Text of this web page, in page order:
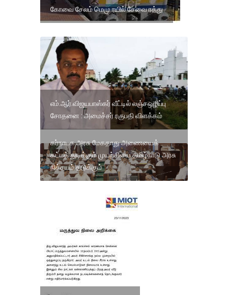
கோவை சேலம் மெமு ரயில் சேவை ரத்து
எம்.ஆர்.விஜயபாஸ்கர் வீட்டில் லஞ்சஒழிப்பு
சோதனை : அமைச்சர் ரகுபதி விளக்கம்
கர்நாடக அரசு மேகதாது அணையைக்
கட்டத் துடிக்கும் முயற்சியை தமிழ்நாடு அரசு
நிச்சயம் தடுக்கும்